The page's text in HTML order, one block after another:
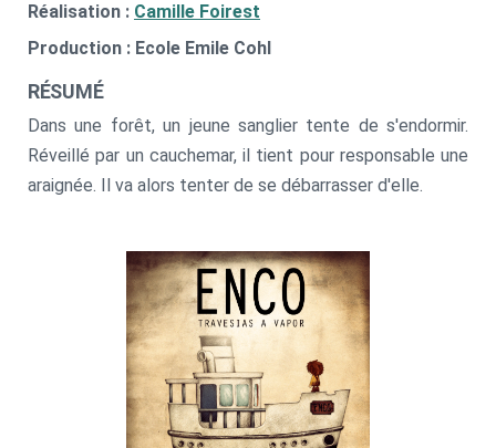
Réalisation : Camille Foirest
Production : Ecole Emile Cohl
RÉSUMÉ
Dans une forêt, un jeune sanglier tente de s'endormir.
Réveillé par un cauchemar, il tient pour responsable une
araignée. Il va alors tenter de se débarrasser d'elle.